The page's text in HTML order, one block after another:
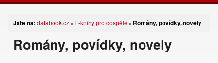
Jste na: databook.cz » E-knihy pro dospělé » Romány, povídky, novely
Romány, povídky, novely